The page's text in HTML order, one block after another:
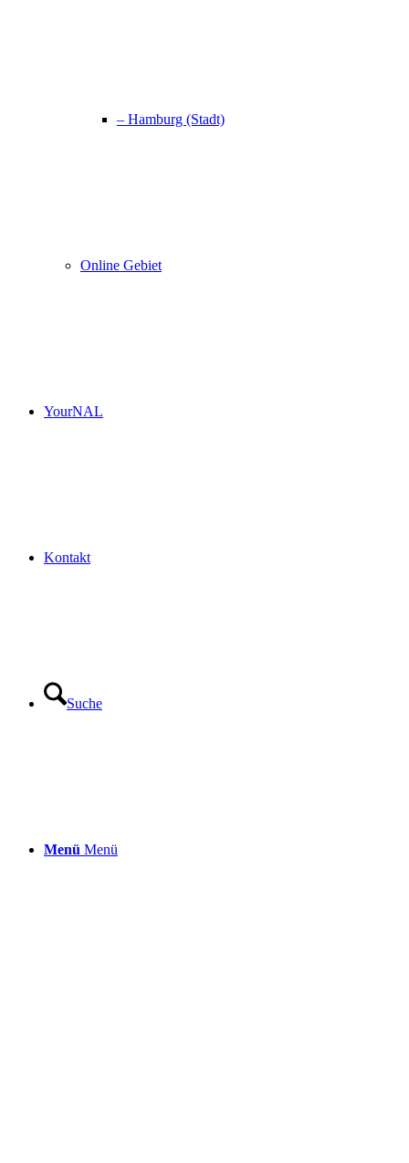
– Hamburg (Stadt)
Online Gebiet
YourNAL
Kontakt
Suche
Menü Menü